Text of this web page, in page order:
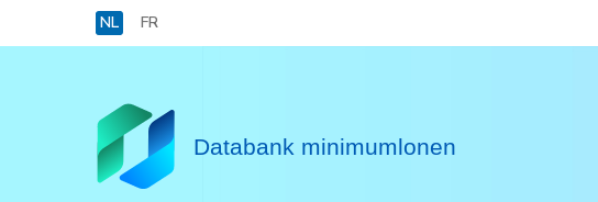
NL FR
Databank minimumlonen